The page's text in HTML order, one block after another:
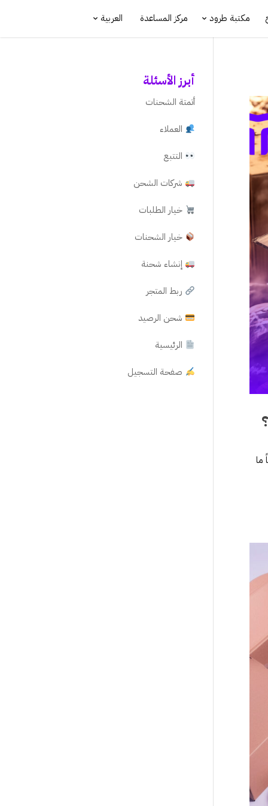
مكتبة طرود مركز المساعدة العربية
ما
أبرز الأسئلة
أتمتة الشحنات
العملاء
التتبع
شركات الشحن
خيار الطلبات
خيار الشحنات
إنشاء شحنة
ربط المتجر
شحن الرصيد
الرئيسية
صفحة التسجيل